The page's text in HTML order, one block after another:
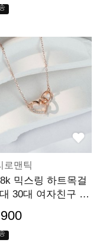
로맨틱
믹스링 하트목걸
여자친구 프